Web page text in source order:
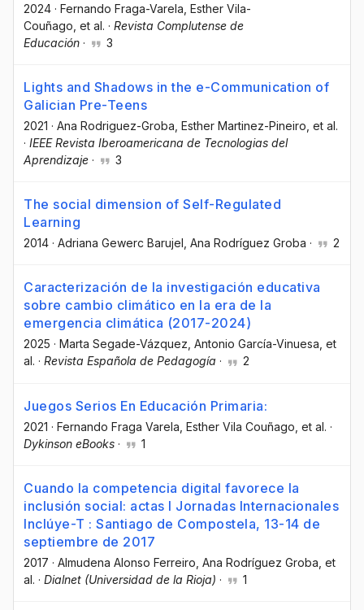
2024 · Fernando Fraga-Varela , Esther Vila-
Couñago , et al. · Revista Complutense de
Educación · 3
Lights and Shadows in the e-Communication of
Galician Pre-Teens
2021 · Ana Rodriguez-Groba , Esther Martinez-Pineiro , et al.
· IEEE Revista Iberoamericana de Tecnologias del
Aprendizaje · 3
The social dimension of Self-Regulated
Learning
2014 · Adriana Gewerc Barujel , Ana Rodríguez Groba · 2
Caracterización de la investigación educativa
sobre cambio climático en la era de la
emergencia climática (2017-2024)
2025 · Marta Segade-Vázquez, Antonio García-Vinuesa, et
al. · Revista Española de Pedagogía · 2
Juegos Serios En Educación Primaria:
2021 · Fernando Fraga Varela , Esther Vila Couñago , et al. ·
Dykinson eBooks · 1
Cuando la competencia digital favorece la
inclusión social: actas I Jornadas Internacionales
Inclúye-T : Santiago de Compostela, 13-14 de
septiembre de 2017
2017 · Almudena Alonso Ferreiro , Ana Rodríguez Groba , et
al. · Dialnet (Universidad de la Rioja) · 1